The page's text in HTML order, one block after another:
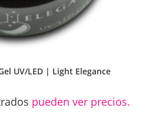
UV/LED | Light Elegance
pueden ver precios.